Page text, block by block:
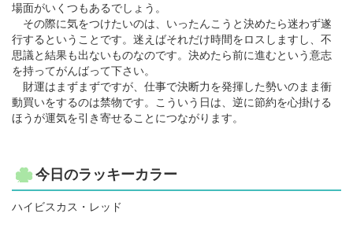
場面がいくつもあるでしょう。
その際に気をつけたいのは、いったんこうと決めたら迷わず遂
行するということです。迷えばそれだけ時間をロスしますし、不
思議と結果も出ないものなのです。決めたら前に進むという意志
を持ってがんばって下さい。
財運はまずまずですが、仕事で決断力を発揮した勢いのまま衝
動買いをするのは禁物です。こういう日は、逆に節約を心掛ける
ほうが運気を引き寄せることにつながります。
今日のラッキーカラー
ハイビスカス・レッド